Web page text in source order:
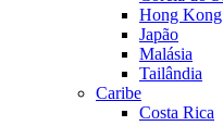
Hong Kong
Japão
Malásia
Tailândia
Caribe
Costa Rica